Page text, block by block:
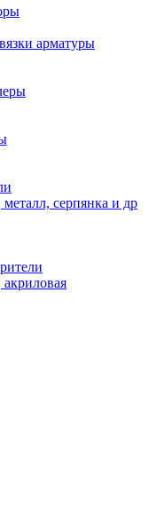
арматуры
серпянка и др
акриловая